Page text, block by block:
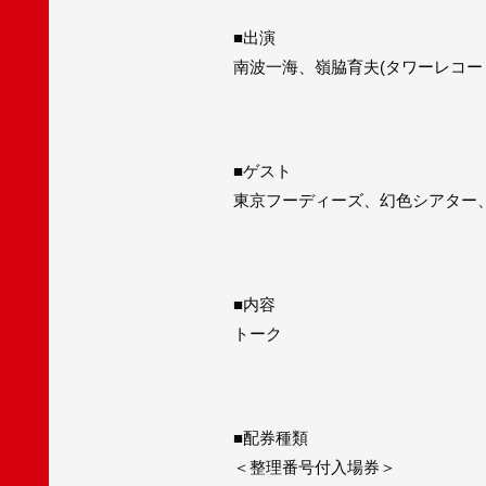
■出演
南波一海、嶺脇育夫(タワーレコ
■ゲスト
東京フーディーズ、幻色シアター
■内容
トーク
■配券種類
＜整理番号付入場券＞